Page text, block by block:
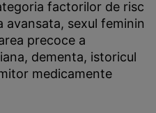
factorilor de risc
sexul feminin
precoce a
dementa, istoricul
medicamente